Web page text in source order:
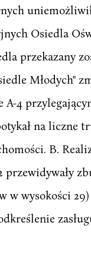
Osiedla
przekazany
Młodych"
A-4
na liczne
B.
wysokości 29)